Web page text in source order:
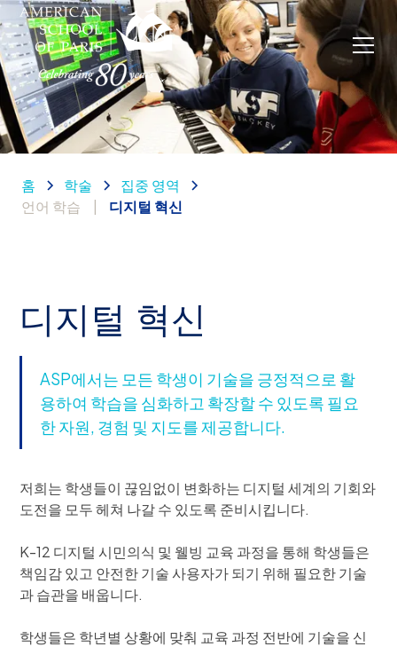
홈 학술
집중 영역
언어 학습
디지털 혁신
디지털 혁신
ASP에서는 모든 학생이 기술을 긍정적으로 활
용하여 학습을 심화하고 확장할 수 있도록 필요
한 자원, 경험 및 지도를 제공합니다.
저희는 학생들이 끊임없이 변화하는 디지털 세계의 기회와
도전을 모두 헤쳐 나갈 수 있도록 준비시킵니다.
K-12 디지털 시민의식 및 웰빙 교육 과정을 통해 학생들은
책임감 있고 안전한 기술 사용자가 되기 위해 필요한 기술
과 습관을 배웁니다.
학생들은 학년별 상황에 맞춰 교육 과정 전반에 기술을 신